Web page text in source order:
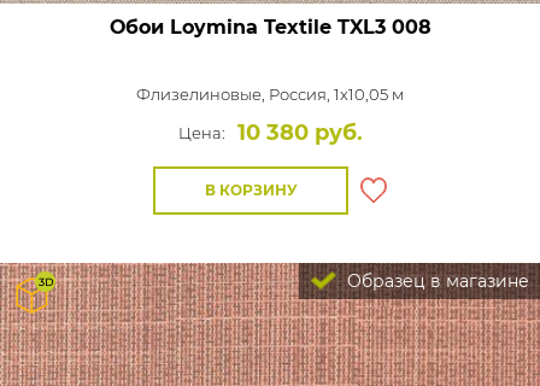
Обои Loymina TextileTXL3 008
Флизелиновые, Россия, 1x10,05 м
Цена:
10 380 руб.
В КОРЗИНУ
Образец в магазине